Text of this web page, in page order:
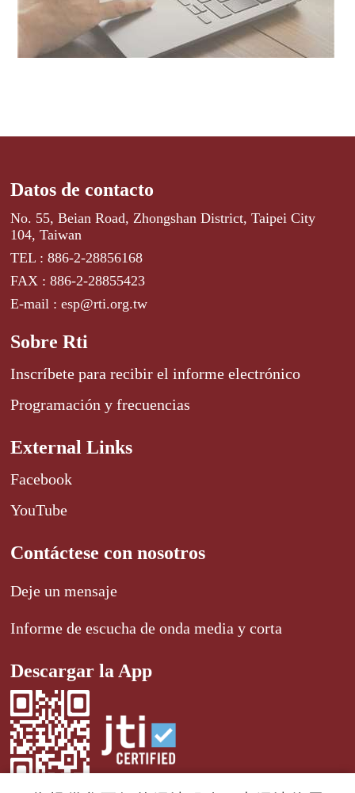
Datos de contacto
No. 55, Beian Road, Zhongshan District, Taipei City
104, Taiwan
TEL : 886-2-28856168
FAX : 886-2-28855423
E-mail : esp@rti.org.tw
Sobre Rti
Inscríbete para recibir el informe electrónico
Programación y frecuencias
External Links
Facebook
YouTube
Contáctese con nosotros
Deje un mensaje
Informe de escucha de onda media y corta
Descargar la App